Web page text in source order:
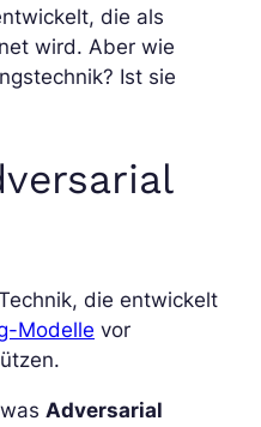
die als
wird. Aber wie
Ist sie
die entwickelt
Modelle vor
Adversarial